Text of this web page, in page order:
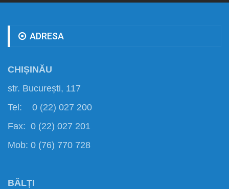
ADRESA
CHIȘINĂU
str. București, 117
Tel: 0 (22) 027 200
Fax: 0 (22) 027 201
Mob: 0 (76) 770 728
BĂLȚI